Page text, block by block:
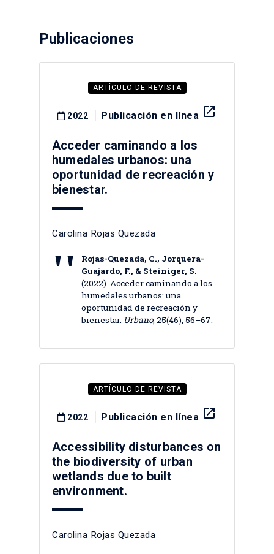
Publicaciones
ARTÍCULO DE REVISTA
2022 Publicación en línea launch
Acceder caminando a los
humedales urbanos: una
oportunidad de recreación y
bienestar.
Carolina Rojas Quezada
Rojas-Quezada, C., Jorquera-
Guajardo, F., & Steiniger, S.
(2022). Acceder caminando a los
humedales urbanos: una
oportunidad de recreación y
bienestar. Urbano, 25(46), 56–67.
ARTÍCULO DE REVISTA
2022 Publicación en línea launch
Accessibility disturbances on
the biodiversity of urban
wetlands due to built
environment.
Carolina Rojas Quezada